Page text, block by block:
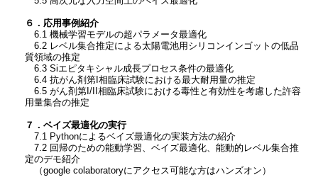
６．応用事例紹介
6.1 機械学習モデルの超パラメータ最適化
6.2 レベル集合推定による太陽電池用シリコンインゴットの低品
質領域の推定
6.3 Siエピタキシャル成長プロセス条件の最適化
6.4 抗がん剤第I相臨床試験における最大耐用量の推定
6.5 がん剤第I/II相臨床試験における毒性と有効性を考慮した許容
用量集合の推定
７．ベイズ最適化の実行
7.1 Pythonによるベイズ最適化の実装方法の紹介
7.2 回帰のための能動学習、ベイズ最適化、能動的レベル集合推
定のデモ紹介
（google colaboratoryにアクセス可能な方はハンズオン）